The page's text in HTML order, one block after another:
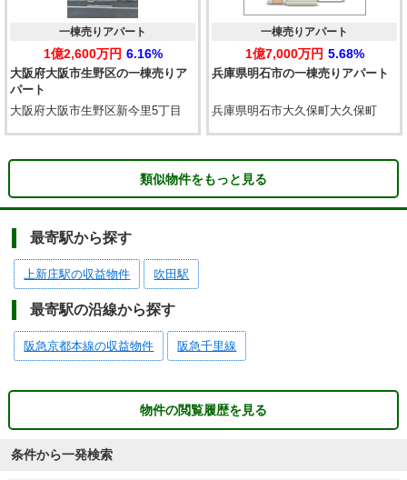
大阪府大阪市生野区の一棟売りア
パート
一棟売りアパート
1億2,600万円 6.16%
大阪府大阪市生野区新今里5丁目
兵庫県明石市の一棟売りアパート
一棟売りアパート
1億7,000万円 5.68%
兵庫県明石市大久保町大久保町
類似物件をもっと見る
最寄駅から探す
上新庄駅の収益物件 吹田駅
最寄駅の沿線から探す
阪急京都本線の収益物件 阪急千里線
物件の閲覧履歴を見る
条件から一発検索